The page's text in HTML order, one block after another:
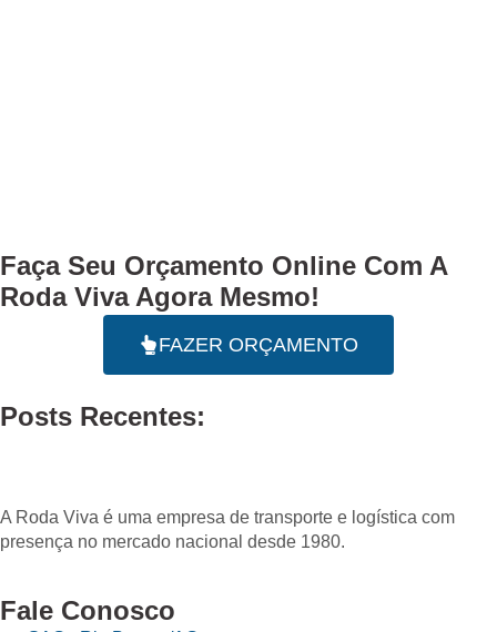
Faça Seu Orçamento Online Com A
Roda Viva Agora Mesmo!
FAZER ORÇAMENTO
Posts Recentes:
A Roda Viva é uma empresa de transporte e logística com
presença no mercado nacional desde 1980.
Fale Conosco